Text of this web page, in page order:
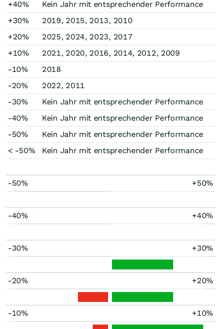
+40%
Kein Jahr mit entsprechender Performance
+30%
2019, 2015, 2013, 2010
+20%
2025, 2024, 2023, 2017
+10%
2021, 2020, 2016, 2014, 2012, 2009
-10%
2018
-20%
2022, 2011
-30%
Kein Jahr mit entsprechender Performance
-40%
Kein Jahr mit entsprechender Performance
-50%
Kein Jahr mit entsprechender Performance
< -50%
Kein Jahr mit entsprechender Performance
-50% +50%
-40% +40%
-30% +30%
-20% +20%
-10% +10%